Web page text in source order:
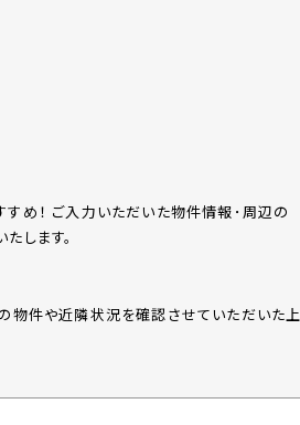
め！ ご入力いただいた物件情報･周辺の
します。
物件や近隣状況を確認させていただいた上